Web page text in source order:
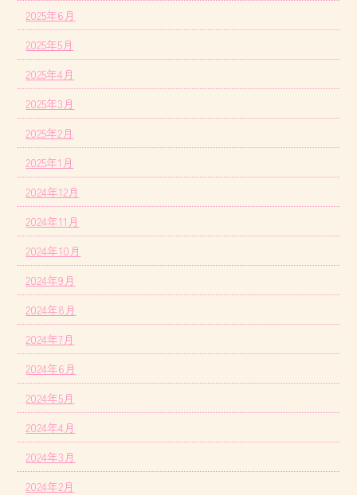
2025年6月
2025年5月
2025年4月
2025年3月
2025年2月
2025年1月
2024年12月
2024年11月
2024年10月
2024年9月
2024年8月
2024年7月
2024年6月
2024年5月
2024年4月
2024年3月
2024年2月